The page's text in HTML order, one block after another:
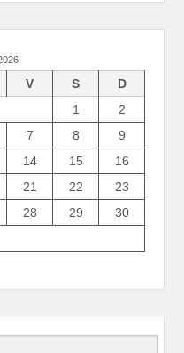
V S
D
1
2
7 8
9
14 15
16
21 22
23
28 29
30